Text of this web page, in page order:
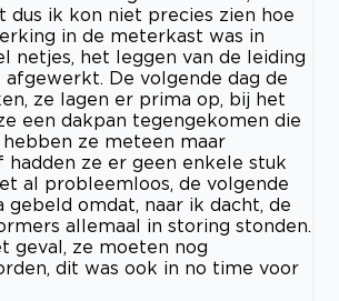
dus ik kon niet precies zien hoe
in de meterkast was in
netjes, het leggen van de leiding
afgewerkt. De volgende dag de
ze lagen er prima op, bij het
een dakpan tegengekomen die
hebben ze meteen maar
hadden ze er geen enkele stuk
al probleemloos, de volgende
gebeld omdat, naar ik dacht, de
allemaal in storing stonden.
geval, ze moeten nog
dit was ook in no time voor